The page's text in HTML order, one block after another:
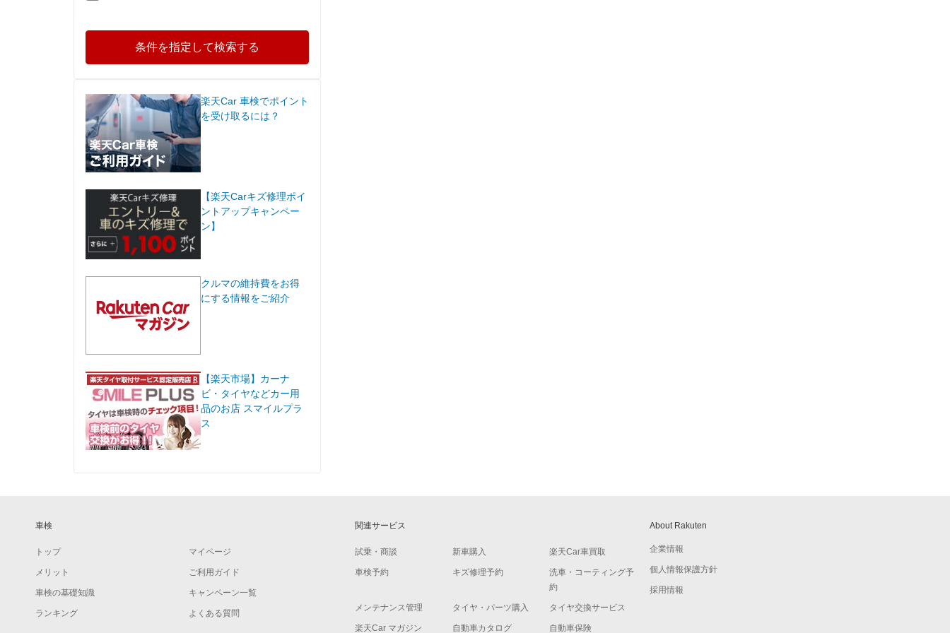
条件を指定して検索する
楽天Car 車検でポイント
を受け取るには？
【楽天Carキズ修理ポイ
ントアップキャンペー
ン】
クルマの維持費をお得
にする情報をご紹介
【楽天市場】カーナ
ビ・タイヤなどカー用
品のお店 スマイルプラ
ス
車検
トップ マイページ
メリット ご利用ガイド
車検の基礎知識 キャンペーン一覧
ランキング よくある質問
関連サービス
試乗・商談 新車購入 楽天Car車買取
車検予約 キズ修理予約
洗車・コーティング予
約
メンテナンス管理 タイヤ・パーツ購入 タイヤ交換サービス
楽天Car マガジン 自動車カタログ 自動車保険
About Rakuten
企業情報
個人情報保護方針
採用情報